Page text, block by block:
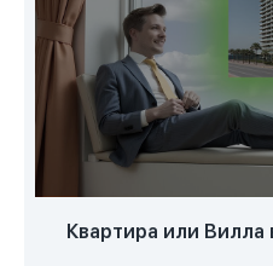
Квартира или